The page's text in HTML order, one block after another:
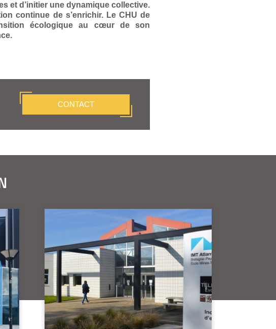
et d’initier une dynamique collective.
continue de s’enrichir. Le CHU de
écologique au cœur de son
CONTACT